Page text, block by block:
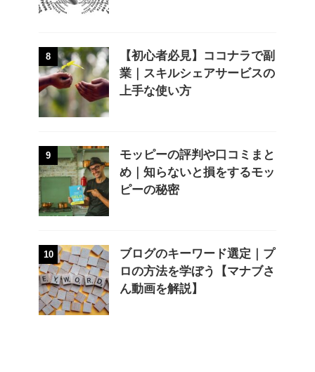
8
【初心者必見】ココナラで副
業｜スキルシェアサービスの
上手な使い方
9
モッピーの評判や口コミまと
め｜知らないと損をするモッ
ピーの秘密
10
ブログのキーワード選定｜プ
ロの方法を学ぼう【マナブさ
ん動画を解説】